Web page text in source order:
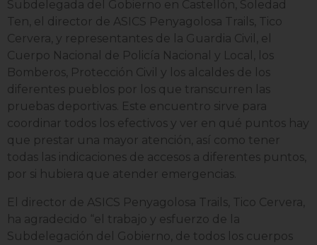
Subdelegada del Gobierno en Castellón, Soledad
Ten, el director de ASICS Penyagolosa Trails, Tico
Cervera, y representantes de la Guardia Civil, el
Cuerpo Nacional de Policía Nacional y Local, los
Bomberos, Protección Civil y los alcaldes de los
diferentes pueblos por los que transcurren las
pruebas deportivas. Este encuentro sirve para
coordinar todos los efectivos y ver en qué puntos hay
que prestar una mayor atención, así como tener
todas las indicaciones de accesos a diferentes puntos,
por si hubiera que atender emergencias.
El director de ASICS Penyagolosa Trails, Tico Cervera,
ha agradecido “el trabajo y esfuerzo de la
Subdelegación del Gobierno, de todos los cuerpos